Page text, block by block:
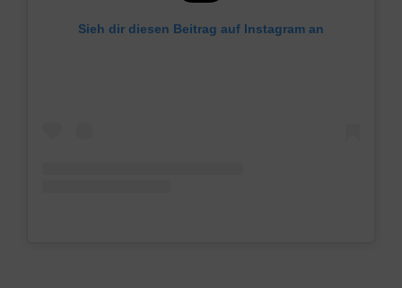
Sieh dir diesen Beitrag auf Instagram an